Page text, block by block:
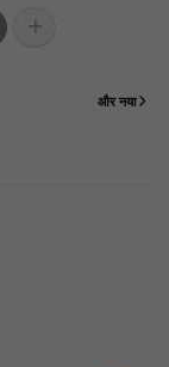
और नया